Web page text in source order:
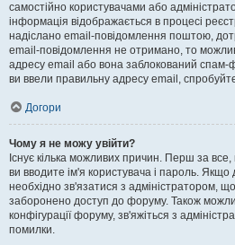
самостійно користувачами або
інформація відображається в процесі
надіслано email-повідомлення поштою,
email-повідомлення не отримано, то
адресу email або вона заблокований спам-
ви ввели правильну адресу email,
Догори
Чому я не можу увійти?
Існує кілька можливих причин. Перш за
ви вводите ім'я користувача і пароль. Якщо
необхідно зв'язатися з адміністратором,
заборонено доступ до форуму. Також
конфігурації форуму, зв'яжіться з
помилки.